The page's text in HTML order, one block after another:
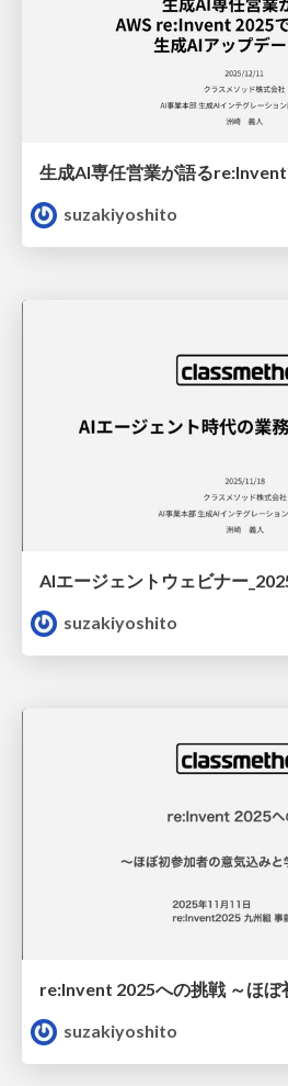
suzakiyoshito
AIエージェントウェビナー
suzakiyoshito
suzakiyoshito